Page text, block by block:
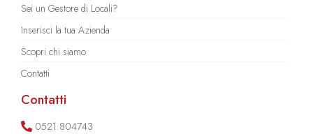
Sei un Gestore di Locali?
Inserisci la tua Azienda
Scopri chi siamo
Contatti
Contatti
0521.804743